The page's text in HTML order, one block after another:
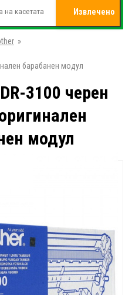
Извлечено
»
барабанен модул
3100 черен
модул